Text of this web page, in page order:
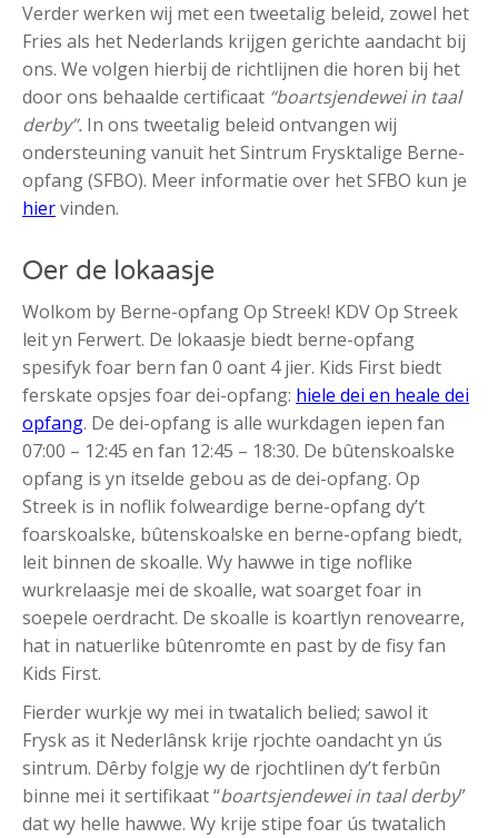
Verder werken wij met een tweetalig beleid, zowel het
Fries als het Nederlands krijgen gerichte aandacht bij
ons. We volgen hierbij de richtlijnen die horen bij het
door ons behaalde certificaat “boartsjendewei in taal
derby”. In ons tweetalig beleid ontvangen wij
ondersteuning vanuit het Sintrum Frysktalige Berne-
opfang (SFBO). Meer informatie over het SFBO kun je
hiervinden.
Oer de lokaasje
Wolkom by Berne-opfang Op Streek! KDV Op Streek
leit yn Ferwert. De lokaasje biedt berne-opfang
spesifyk foar bern fan 0 oant 4 jier. Kids First biedt
ferskate opsjes foar dei-opfang: hiele dei en heale dei
opfang. De dei-opfang is alle wurkdagen iepen fan
07:00 – 12:45 en fan 12:45 – 18:30. De bûtenskoalske
opfang is yn itselde gebou as de dei-opfang. Op
Streek is in noflik folweardige berne-opfang dy’t
foarskoalske, bûtenskoalske en berne-opfang biedt,
leit binnen de skoalle. Wy hawwe in tige noflike
wurkrelaasje mei de skoalle, wat soarget foar in
soepele oerdracht. De skoalle is koartlyn renovearre,
hat in natuerlike bûtenromte en past by de fisy fan
Kids First.
Fierder wurkje wy mei in twatalich belied; sawol it
Frysk as it Nederlânsk krije rjochte oandacht yn ús
sintrum. Dêrby folgje wy de rjochtlinen dy’t ferbûn
binne mei it sertifikaat “boartsjendewei in taal derby”
dat wy helle hawwe. Wy krije stipe foar ús twatalich